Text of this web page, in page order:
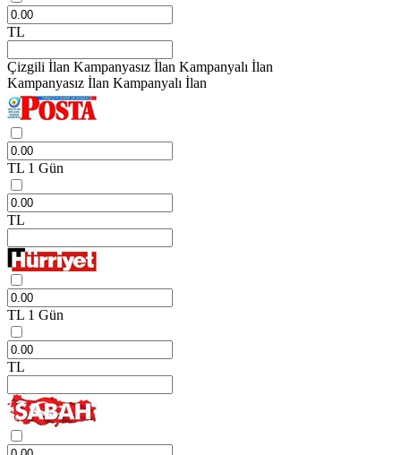
TL
Çizgili İlan Kampanyasız İlan Kampanyalı İlan
Kampanyasız İlan Kampanyalı İlan
TL 1 Gün
TL
TL 1 Gün
TL